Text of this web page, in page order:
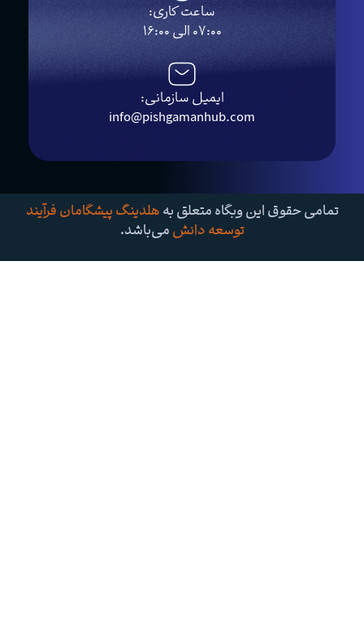
ساعت کاری:
07:00 الی 16:00
ایمیل سازمانی:
info@pishgamanhub.com
تمامی حقوق این وبگاه متعلق بههلدینگ پیشگامان فرآیند
توسعه دانشمی‌باشد.